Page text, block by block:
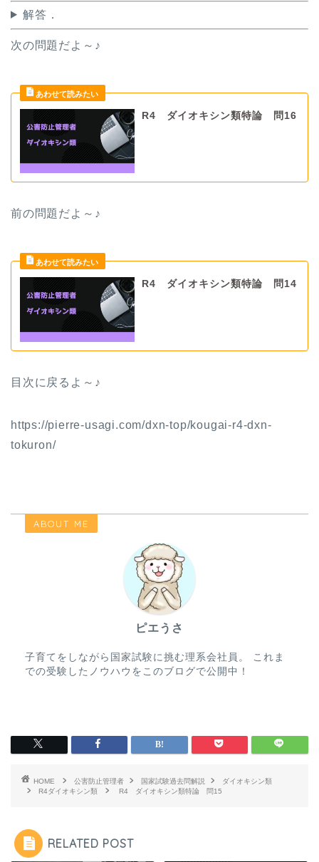
解答．
次の問題だよ～♪
R4 ダイオキシン類特論 問16
前の問題だよ ～♪
R4 ダイオキシン類特論 問14
目次に戻るよ～♪
https://pierre-usagi.com/dxn-top/kougai-r4-dxn-
tokuron/
ABOUT ME
ピエうさ
子育てをしながら国家試験に挑む理系会社員。 これま
での受験したノウハウをこのブログで公開中！
HOME 公害防止管理者 国家試験過去問解説
ダイオキシン類
R4ダイオキシン類
R4 ダイオキシン類特論 問15
RELATED POST